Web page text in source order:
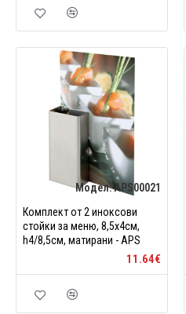
Модел:APS00021
Комплект от 2 иноксови
стойки за меню, 8,5х4см,
h4/8,5см, матирани - APS
11.64€